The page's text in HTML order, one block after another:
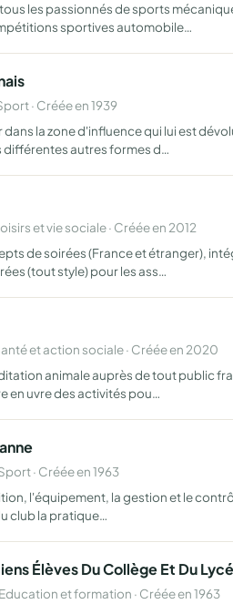
les passionnés de sports
sportives automobile…
· Créée en 1939
dans la zone d'influence qui lui est
différentes autres formes d…
et vie sociale · Créée en 2012
de soirées (France et étranger),
(tout style) pour les ass…
et action sociale · Créée en 2020
animale auprès de tout public
en uvre des activités pou…
· Créée en 1963
l'équipement, la gestion et le
club la pratique…
Élèves Du Collège Et Du
et formation · Créée en 1963